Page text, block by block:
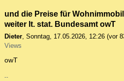
und die Preise für
weiter lt. stat. Bundesamt owT
Dieter, Sonntag, 17.05.2026, 12:26 (vor
Views
owT
--